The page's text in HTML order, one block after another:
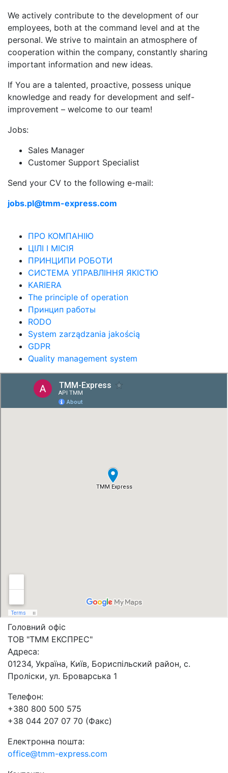
We actively contribute to the development of our
employees, both at the command level and at the
personal. We strive to maintain an atmosphere of
cooperation within the company, constantly sharing
important information and new ideas.
If You are a talented, proactive, possess unique
knowledge and ready for development and self-
improvement – welcome to our team!
Jobs:
Sales Manager
Customer Support Specialist
Send your CV to the following e-mail:
jobs.pl@tmm-express.com
ПРО КОМПАНІЮ
ЦІЛІ І МІСІЯ
ПРИНЦИПИ РОБОТИ
СИСТЕМА УПРАВЛІННЯ ЯКІСТЮ
KARIERA
The principle of operation
Принцип работы
RODO
System zarządzania jakością
GDPR
Quality management system
Головний офіс
ТОВ "ТММ ЕКСПРЕС"
Адреса:
01234, Україна, Київ, Бориспільский район, с.
Проліски, ул. Броварська 1
Телефон:
+380 800 500 575
+38 044 207 07 70 (Факс)
Електронна пошта:
office@tmm-express.com